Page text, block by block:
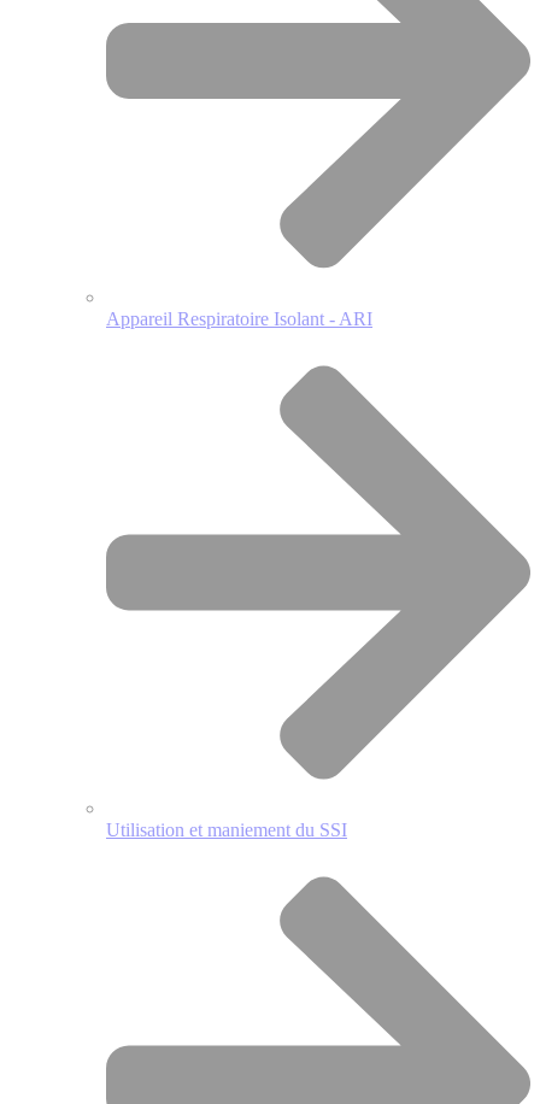
Appareil Respiratoire Isolant - ARI
Utilisation et maniement du SSI